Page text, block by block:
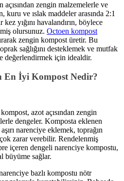
açısından zengin malzemelerle ve
kuru ve ıslak maddeler arasında 2:1
yığını havalandırın, böylece
olursunuz. Octoen kompost
zengin kompost üretir. Bu
sağlığını desteklemek ve mutfak
değerlendirmek için idealdir.
En İyi Kompost Nedir?
azot açısından zengin
dengeler. Komposta eklenen
narenciye eklemek, toprağın
zarar verebilir. Rendelenmiş
içeren dengeli narenciye kompostu,
büyüme sağlar.
bazlı kompostu nötr